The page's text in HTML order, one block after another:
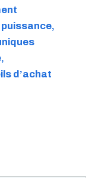
d’achat